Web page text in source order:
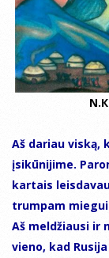
Aš dariau viską,
įsikūnijime.
kartais
trumpam
Aš meldžiausi ir
vieno, kad